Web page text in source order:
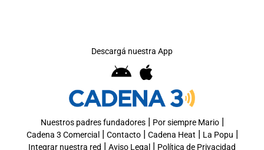
Descargá nuestra App
Nuestros padres fundadores| Por siempre Mario|
Cadena 3 Comercial | Contacto| Cadena Heat | La Popu |
Integrar nuestra red | Aviso Legal | Política de Privacidad